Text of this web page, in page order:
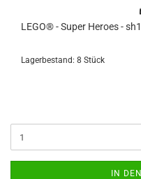
LEGO® - Super Heroes -
Lagerbestand: 8 Stück
IN